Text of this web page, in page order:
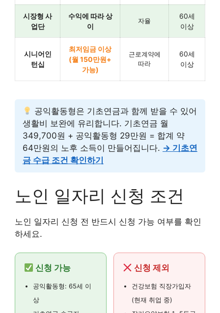
시장형 사
업단
수익에 따라 상
이
자율
60세
이상
시니어인
턴십
최저임금 이상
(월 150만원+
가능)
근로계약에
따라
60세
이상
공익활동형은 기초연금과 함께 받을 수 있어
생활비 보완에 유리합니다. 기초연금 월
349,700원 + 공익활동형 29만원 = 합계 약
64만원의 노후 소득이 만들어집니다. → 기초연
금 수급 조건 확인하기
노인 일자리 신청 조건
노인 일자리 신청 전 반드시 신청 가능 여부를 확인
하세요.
신청 가능
공익활동형: 65세 이
상
신청 제외
건강보험 직장가입자
(현재 취업 중)